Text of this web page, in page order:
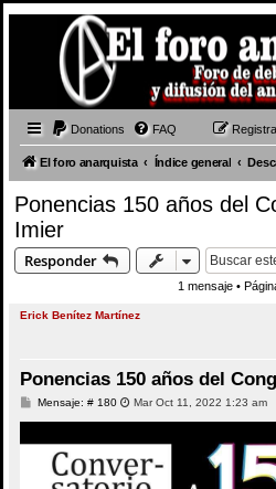
Donations FAQ
El foro anarquista Índice general
Ponencias 150 años del
Imier
Responder
1 mensaje •
Erick Benítez Martínez
Ponencias 150 años del
Mensaje: # 180M
j
e
Mar Oct 11, 2022 1:23 am